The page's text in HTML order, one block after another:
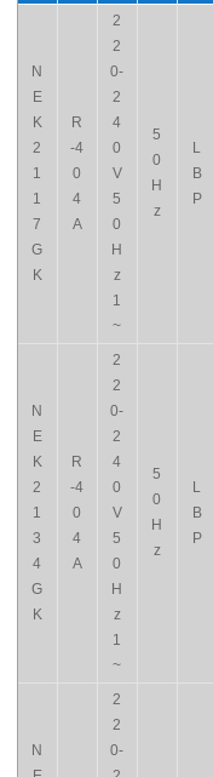
N
E
K
2
1
1
7
G
K
R
-4
0
4
A
2
2
0-
2
4
0
V
5
0
H
z
1
~
5
0
H
z
L
B
P
N
E
K
2
1
3
4
G
K
R
-4
0
4
A
2
2
0-
2
4
0
V
5
0
H
z
1
~
5
0
H
z
L
B
P
N
2
2
0-